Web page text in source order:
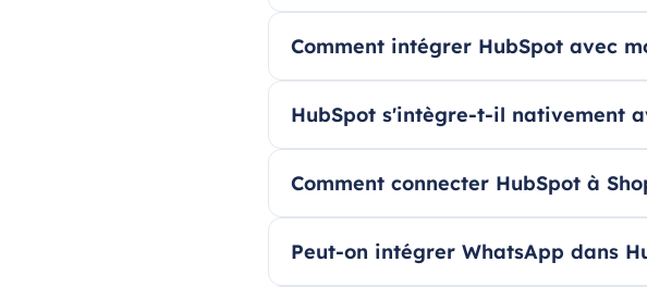
Comment intégrer HubSpot avec
HubSpot s'intègre-t-il nativement
Comment connecter HubSpot à
Peut-on intégrer WhatsApp dans